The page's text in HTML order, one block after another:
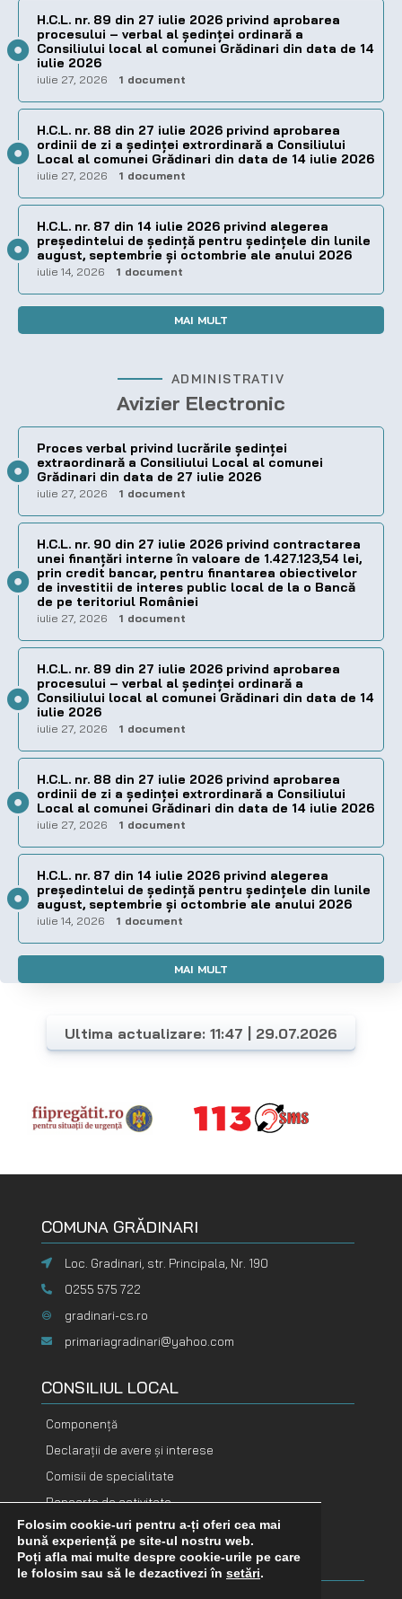
H.C.L. nr. 89 din 27 iulie 2026 privind aprobarea
procesului – verbal al şedinţei ordinară a
Consiliului local al comunei Grădinari din data de 14
iulie 2026
iulie 27, 2026 1 document
H.C.L. nr. 88 din 27 iulie 2026 privind aprobarea
ordinii de zi a şedinţei extrordinară a Consiliului
Local al comunei Grădinari din data de 14 iulie 2026
iulie 27, 2026 1 document
H.C.L. nr. 87 din 14 iulie 2026 privind alegerea
preşedintelui de şedinţă pentru ședințele din lunile
august, septembrie și octombrie ale anului 2026
iulie 14, 2026 1 document
MAI MULT
ADMINISTRATIV
Avizier Electronic
Proces verbal privind lucrările ședinței
extraordinară a Consiliului Local al comunei
Grădinari din data de 27 iulie 2026
iulie 27, 2026 1 document
H.C.L. nr. 90 din 27 iulie 2026 privind contractarea
unei finanțări interne în valoare de 1.427.123,54 lei,
prin credit bancar, pentru finantarea obiectivelor
de investitii de interes public local de la o Bancă
de pe teritoriul României
iulie 27, 2026 1 document
H.C.L. nr. 89 din 27 iulie 2026 privind aprobarea
procesului – verbal al şedinţei ordinară a
Consiliului local al comunei Grădinari din data de 14
iulie 2026
iulie 27, 2026 1 document
H.C.L. nr. 88 din 27 iulie 2026 privind aprobarea
ordinii de zi a şedinţei extrordinară a Consiliului
Local al comunei Grădinari din data de 14 iulie 2026
iulie 27, 2026 1 document
H.C.L. nr. 87 din 14 iulie 2026 privind alegerea
preşedintelui de şedinţă pentru ședințele din lunile
august, septembrie și octombrie ale anului 2026
iulie 14, 2026 1 document
MAI MULT
Ultima actualizare: 11:47 | 29.07.2026
COMUNA GRĂDINARI
Loc. Gradinari, str. Principala, Nr. 190
0255 575 722
gradinari-cs.ro
primariagradinari@yahoo.com
CONSILIUL LOCAL
Componență
Declarații de avere și interese
Comisii de specialitate
Rapoarte de activitate
DOCUMENTE
FINANCIARE
DOCUMENTE
ADOPTATE
Folosim cookie-uri pentru a-ți oferi cea mai
bună experiență pe site-ul nostru web.
Poți afla mai multe despre cookie-urile pe care
le folosim sau să le dezactivezi în setări.